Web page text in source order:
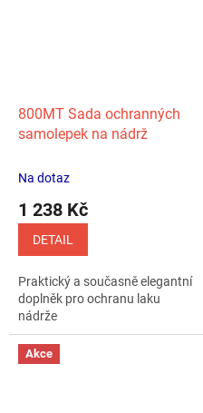
800MT Sada ochranných
samolepek na nádrž
Na dotaz
1 238 Kč
DETAIL
Praktický a současně elegantní
doplněk pro ochranu laku
nádrže
Akce